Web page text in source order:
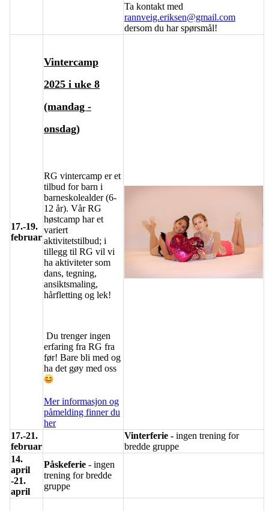
Ta kontakt med
rannveig.eriksen@gmail.com
dersom du har spørsmål!
17.-19.
februar
Vintercamp
2025 i uke 8
(mandag -
onsdag)
RG vintercamp er et
tilbud for barn i
barneskolealder (6-
12 år). Vår RG
høstcamp har et
variert
aktivitetstilbud; i
tillegg til RG vil vi
ha aktiviteter som
dans, tegning,
ansiktsmaling,
hårfletting og lek!
Du trenger ingen
erfaring fra RG fra
før! Bare bli med og
ha det gøy med oss
Mer informasjon og
påmelding finner du
her
17.-21.
februar
Vinterferie - ingen trening for
bredde gruppe
14.
april
-21.
april
Påskeferie - ingen
trening for bredde
gruppe